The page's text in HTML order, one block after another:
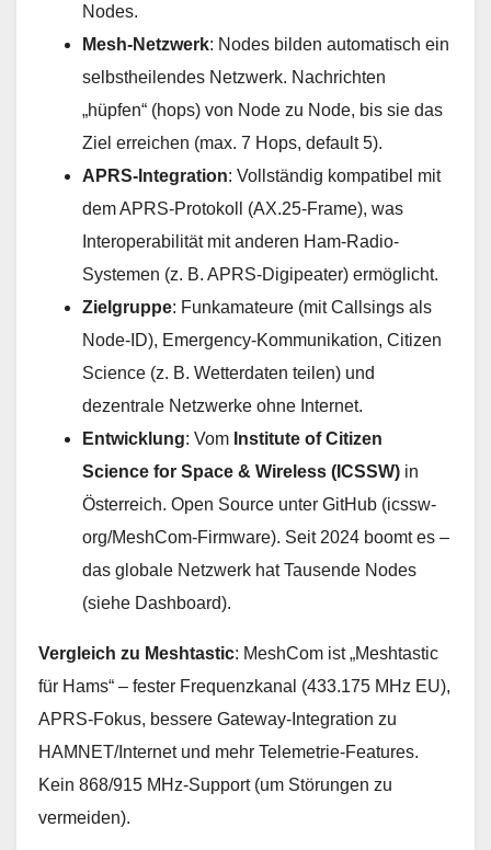
Nodes.
Mesh-Netzwerk: Nodes bilden automatisch ein
selbstheilendes Netzwerk. Nachrichten
„hüpfen“ (hops) von Node zu Node, bis sie das
Ziel erreichen (max. 7 Hops, default 5).
APRS-Integration: Vollständig kompatibel mit
dem APRS-Protokoll (AX.25-Frame), was
Interoperabilität mit anderen Ham-Radio-
Systemen (z. B. APRS-Digipeater) ermöglicht.
Zielgruppe: Funkamateure (mit Callsings als
Node-ID), Emergency-Kommunikation, Citizen
Science (z. B. Wetterdaten teilen) und
dezentrale Netzwerke ohne Internet.
Entwicklung: Vom Institute of Citizen
Science for Space & Wireless (ICSSW) in
Österreich. Open Source unter GitHub (icssw-
org/MeshCom-Firmware). Seit 2024 boomt es –
das globale Netzwerk hat Tausende Nodes
(siehe Dashboard).
Vergleich zu Meshtastic: MeshCom ist „Meshtastic
für Hams“ – fester Frequenzkanal (433.175 MHz EU),
APRS-Fokus, bessere Gateway-Integration zu
HAMNET/Internet und mehr Telemetrie-Features.
Kein 868/915 MHz-Support (um Störungen zu
vermeiden).